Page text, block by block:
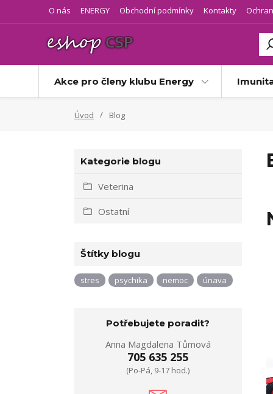
O nás ENERGY Obchodní podmínky Kontakty
Akce pro členy klubu Energy
Úvod Blog
Kategorie blogu
Veterina
Ostatní
Štítky blogu
stres psychika nemoc únava
Potřebujete poradit?
Anna Magdalena Tůmová
705 635 255
(Po-Pá, 9-17 hod.)